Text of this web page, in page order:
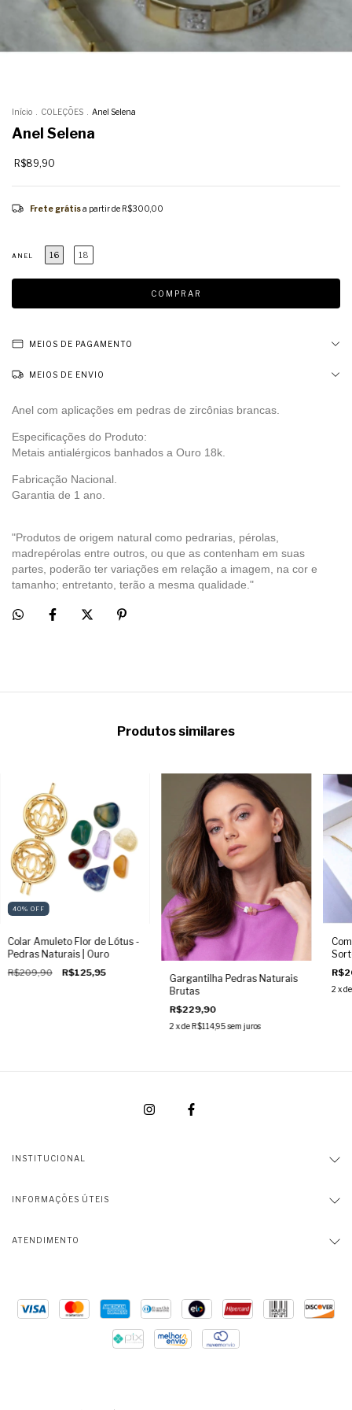
Início COLEÇÕES Anel Selena
Anel Selena
R$89,90
Frete grátisa partir de R$300,00
ANEL 16 18
MEIOS DE PAGAMENTO
MEIOS DE ENVIO
Anel com aplicações em pedras de zircônias brancas.
Especificações do Produto:
Metais antialérgicos banhados a Ouro 18k.
Fabricação Nacional.
Garantia de 1 ano.
"Produtos de origem natural como pedrarias, pérolas,
madrepérolas entre outros, ou que as contenham em suas
partes, poderão ter variações em relação a imagem, na cor e
tamanho; entretanto, terão a mesma qualidade."
Produtos similares
40% OFF
Colar Amuleto Flor de Lótus -
Pedras Naturais | Ouro
R$209,90 R$125,95
Gargantilha Pedras Naturais
Brutas
R$229,90
2 x de R$114,95 sem juros
2 x
INSTITUCIONAL
INFORMAÇÕES ÚTEIS
ATENDIMENTO